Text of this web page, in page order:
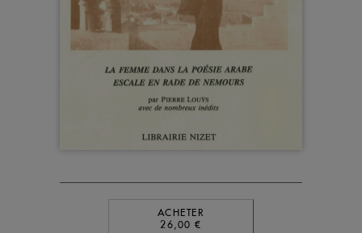
ACHETER
26,00 €